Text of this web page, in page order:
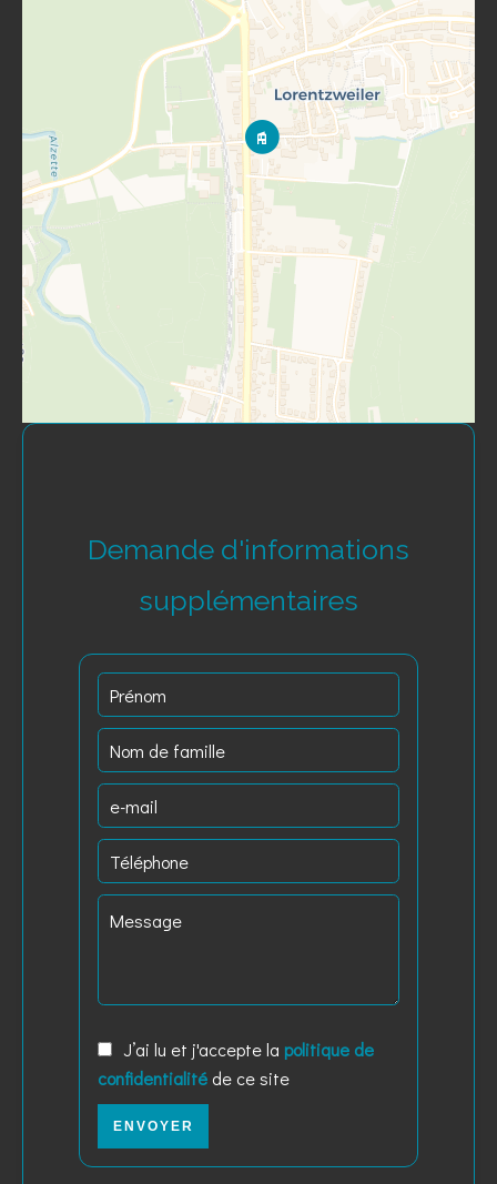
Demande d'informations
supplémentaires
J’ai lu et j'accepte la politique de
confidentialité de ce site
ENVOYER